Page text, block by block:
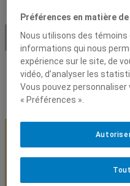
Débimètre/
Préférences en matière
Nous utilisons des
informations qui nous
expérience sur le site, de
vidéo, d’analyser les
Vous pouvez
« Préférences ».